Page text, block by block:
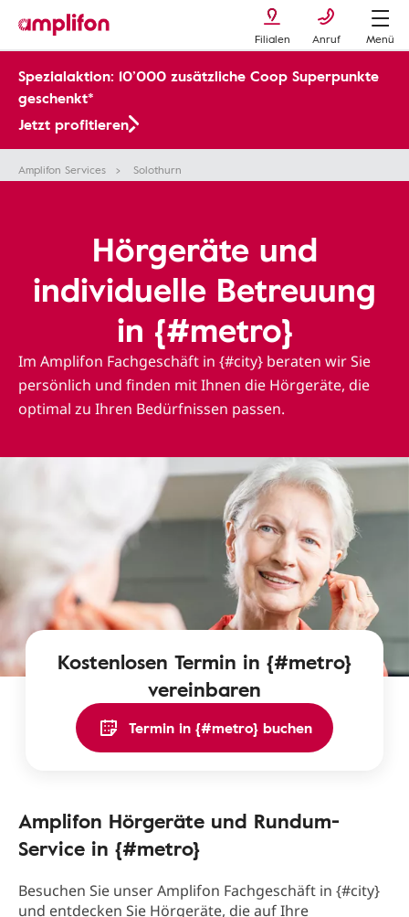
Filialen Anruf Menü
Spezialaktion: 10’000 zusätzliche Coop Superpunkte
geschenkt*
Jetzt profitieren
Amplifon Services Solothurn
Hörgeräte und
individuelle Betreuung
in {#metro}
Im Amplifon Fachgeschäft in {#city} beraten wir Sie
persönlich und finden mit Ihnen die Hörgeräte, die
optimal zu Ihren Bedürfnissen passen.
Kostenlosen Termin in {#metro}
vereinbaren
Termin in {#metro} buchen
Amplifon Hörgeräte und Rundum-
Service in {#metro}
Besuchen Sie unser Amplifon Fachgeschäft in {#city}
und entdecken Sie Hörgeräte, die auf Ihre